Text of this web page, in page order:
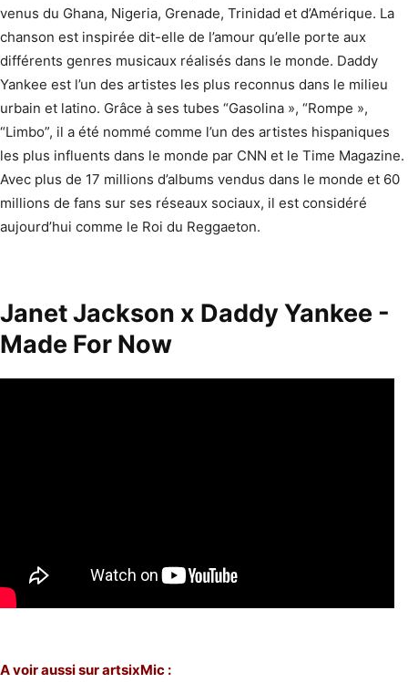
venus du Ghana, Nigeria, Grenade, Trinidad et d’Amérique. La
chanson est inspirée dit-elle de l’amour qu’elle porte aux
différents genres musicaux réalisés dans le monde. Daddy
Yankee est l’un des artistes les plus reconnus dans le milieu
urbain et latino. Grâce à ses tubes “Gasolina », “Rompe »,
“Limbo”, il a été nommé comme l’un des artistes hispaniques
les plus influents dans le monde par CNN et le Time Magazine.
Avec plus de 17 millions d’albums vendus dans le monde et 60
millions de fans sur ses réseaux sociaux, il est considéré
aujourd’hui comme le Roi du Reggaeton.
Janet Jackson x Daddy Yankee -
Made For Now
A voir aussi sur artsixMic :